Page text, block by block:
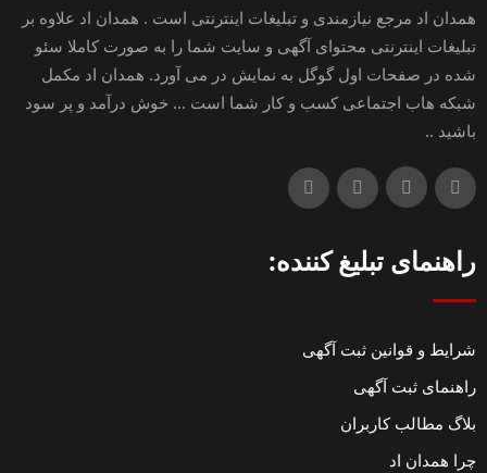
همدان اد مرجع نیازمندی و تبلیغات اینترنتی است . همدان اد علاوه بر
تبلیغات اینترنتی محتوای آگهی و سایت شما را به صورت کاملا سئو
شده در صفحات اول گوگل به نمایش در می آورد. همدان اد مکمل
شبکه هاب اجتماعی کسب و کار شما است ... خوش درآمد و پر سود
باشید ..
راهنمای تبلیغ کننده:
شرایط و قوانین ثبت آگهی
راهنمای ثبت آگهی
بلاگ مطالب کاربران
چرا همدان اد